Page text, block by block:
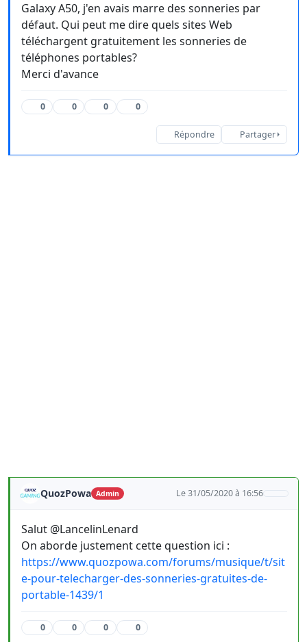
Galaxy A50, j'en avais marre des sonneries par
défaut. Qui peut me dire quels sites Web
téléchargent gratuitement les sonneries de
téléphones portables?
Merci d'avance
0 0 0 0
Répondre Partager
QuozPowa Admin Le 31/05/2020 à 16:56
Salut @LancelinLenard
On aborde justement cette question ici :
https://www.quozpowa.com/forums/musique/t/sit
e-pour-telecharger-des-sonneries-gratuites-de-
portable-1439/1
0 0 0 0